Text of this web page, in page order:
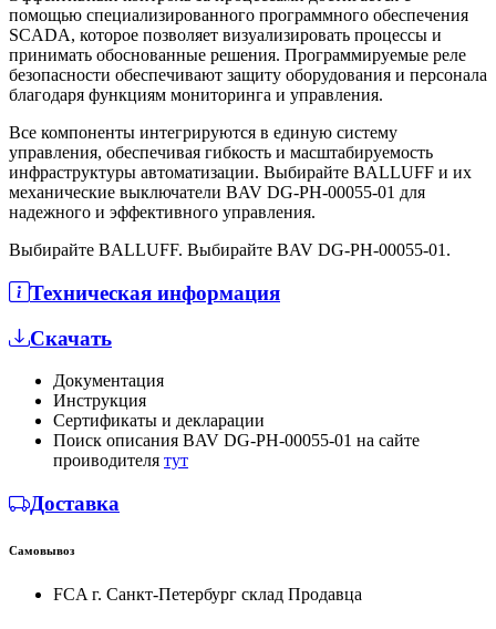
помощью специализированного программного обеспечения
SCADA, которое позволяет визуализировать процессы и
принимать обоснованные решения. Программируемые реле
безопасности обеспечивают защиту оборудования и персонала
благодаря функциям мониторинга и управления.
Все компоненты интегрируются в единую систему
управления, обеспечивая гибкость и масштабируемость
инфраструктуры автоматизации. Выбирайте BALLUFF и их
механические выключатели BAV DG-PH-00055-01 для
надежного и эффективного управления.
Выбирайте BALLUFF. Выбирайте BAV DG-PH-00055-01.
Техническая информация
Скачать
Документация
Инструкция
Сертификаты и декларации
Поиск описания BAV DG-PH-00055-01 на сайте
проиводителя тут
Доставка
Самовывоз
FCA г. Санкт-Петербург склад Продавца